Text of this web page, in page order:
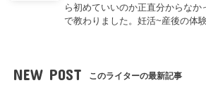
ら初めていいのか正直分からなか
で教わりました。妊活~産後の体
NEW POST このライターの最新記事